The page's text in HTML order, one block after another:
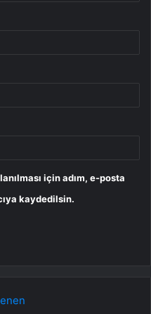
için adım, e-posta
kaydedilsin.